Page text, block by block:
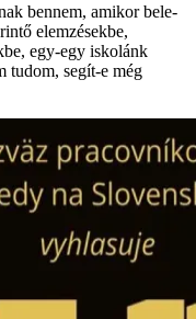
bennem, amikor bele-
elemzésekbe,
egy-egy iskolánk
tudom, segít-e még